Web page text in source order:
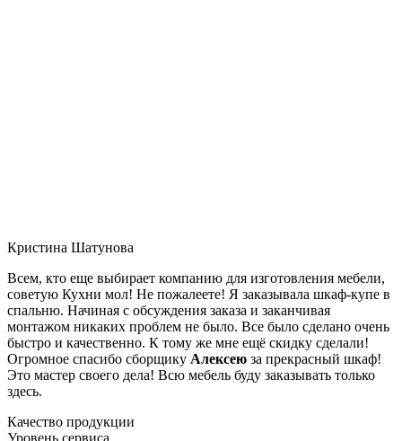
Кристина Шатунова
Всем, кто еще выбирает компанию для изготовления мебели,
советую Кухни мол! Не пожалеете! Я заказывала шкаф-купе в
спальню. Начиная с обсуждения заказа и заканчивая
монтажом никаких проблем не было. Все было сделано очень
быстро и качественно. К тому же мне ещё скидку сделали!
Огромное спасибо сборщику Алексею за прекрасный шкаф!
Это мастер своего дела! Всю мебель буду заказывать только
здесь.
Качество продукции
Уровень сервиса